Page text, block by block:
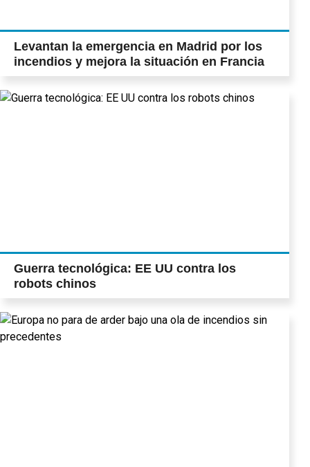
Levantan la emergencia en Madrid por los
incendios y mejora la situación en Francia
Guerra tecnológica: EE UU contra los
robots chinos